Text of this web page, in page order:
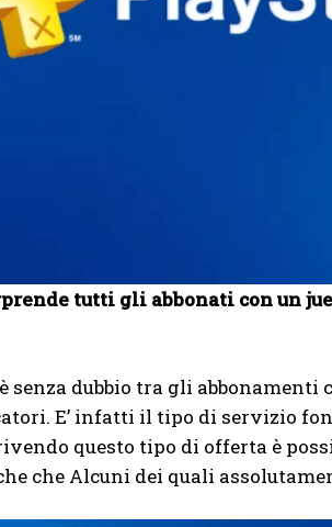
tutti gli abbonati con un
è senza dubbio tra gli
E’ infatti il ​​​​tipo di servizio
questo tipo di offerta è
che Alcuni dei quali